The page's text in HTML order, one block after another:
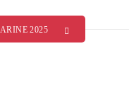
2025